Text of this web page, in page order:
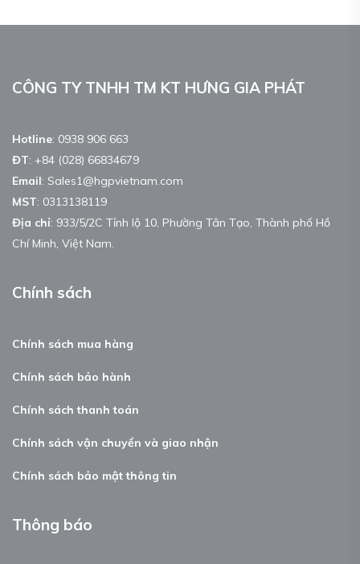
CÔNG TY TNHH TM KT HƯNG GIA PHÁT
Hotline: 0938 906 663
ĐT: +84 (028) 66834679
Email: Sales1@hgpvietnam.com
MST: 0313138119
Địa chỉ: 933/5/2C Tỉnh lộ 10, Phường Tân Tạo, Thành phố Hồ
Chí Minh, Việt Nam.
Chính sách
Chính sách mua hàng
Chính sách bảo hành
Chính sách thanh toán
Chính sách vận chuyển và giao nhận
Chính sách bảo mật thông tin
Thông báo